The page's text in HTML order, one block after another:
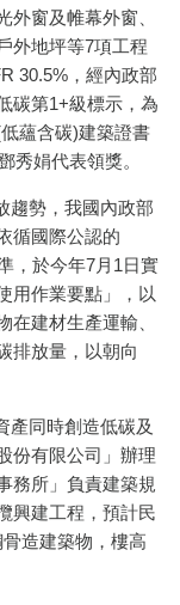
外窗及帷幕外窗、
外地坪等7項工程
30.5%，經內政部
碳第1+級標示，為
蘊含碳)建築證書
秀娟代表領獎。
勢，我國內政部
循國際公認的
，於今年7月1日實
用作業要點」，以
建材生產運輸、
排放量，以朝向
同時創造低碳及
份有限公司」辦理
務所」負責建築規
興建工程，預計民
造建築物，樓高